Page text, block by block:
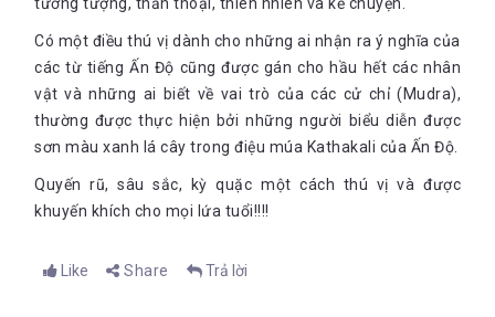
Có một điều thú vị dành cho những ai nhận ra ý nghĩa của
các từ tiếng Ấn Độ cũng được gán cho hầu hết các nhân
vật và những ai biết về vai trò của các cử chỉ (Mudra),
thường được thực hiện bởi những người biểu diễn được
sơn màu xanh lá cây trong điệu múa Kathakali của Ấn Độ.
Quyến rũ, sâu sắc, kỳ quặc một cách thú vị và được
khuyến khích cho mọi lứa tuổi!!!!
Like Share Trả lời